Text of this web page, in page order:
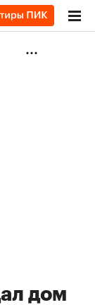
дом